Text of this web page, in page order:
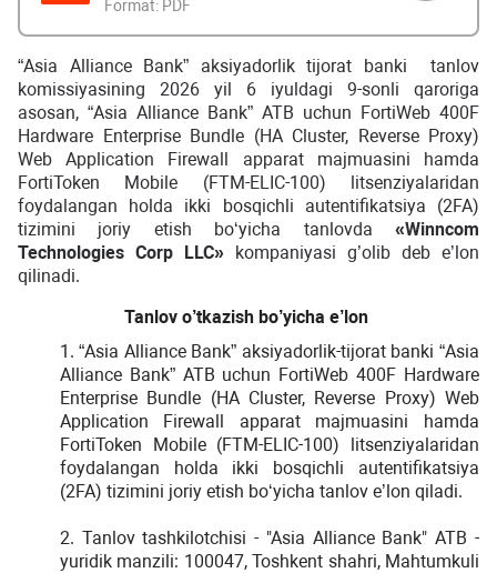
Format: PDF
“Asia Alliance Bank” aksiyadorlik tijorat banki tanlov
komissiyasining 2026 yil 6 iyuldagi 9-sonli qaroriga
asosan, “Asia Alliance Bank” ATB uchun FortiWeb 400F
Hardware Enterprise Bundle (HA Cluster, Reverse Proxy)
Web Application Firewall apparat majmuasini hamda
FortiToken Mobile (FTM-ELIC-100) litsenziyalaridan
foydalangan holda ikki bosqichli autentifikatsiya (2FA)
tizimini joriy etish bo‘yicha tanlovda «Winncom
Technologies Corp LLC» kompaniyasi g’olib deb e’lon
qilinadi.
Tanlov o’tkazish bo’yicha e’lon
1. “Asia Alliance Bank” aksiyadorlik-tijorat banki “Asia
Alliance Bank” ATB uchun FortiWeb 400F Hardware
Enterprise Bundle (HA Cluster, Reverse Proxy) Web
Application Firewall apparat majmuasini hamda
FortiToken Mobile (FTM-ELIC-100) litsenziyalaridan
foydalangan holda ikki bosqichli autentifikatsiya
(2FA) tizimini joriy etish bo‘yicha tanlov e’lon qiladi.
2. Tanlov tashkilotchisi - "Asia Alliance Bank" ATB -
yuridik manzili: 100047, Toshkent shahri, Mahtumkuli